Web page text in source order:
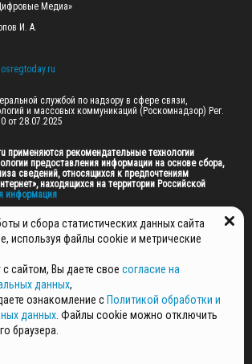
Медиа»
И. А.
службой по надзору в сфере связи,
и массовых коммуникаций (Роскомнадзор) Рег.
от 28.07.2025
применяются рекомендательные технологии
предоставления информации на основе сбора,
сведений, относящихся к предпочтениям
находящихся на территории Российской
информация
САЙТА ПРИНАДЛЕЖАТ ГАУ МО "ЦИФРОВЫЕ
И ЗАЩИТЫ ПЕРСОНАЛЬНЫХ ДАННЫХ
и сбора статистических данных сайта
используя файлы cookie и метрические
сайтом, Вы даете свое согласие на
данных,
ознакомление с Политикой обработки и
данных . Файлы cookie можно отключить
браузера.